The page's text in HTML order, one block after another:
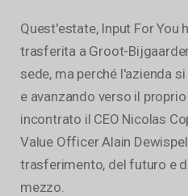
Quest'estate, Input For You
trasferita a Groot-
sede, ma perché l'azienda
e avanzando verso il
incontrato il CEO Nicolas
Value Officer Alain
trasferimento, del futuro e
mezzo.